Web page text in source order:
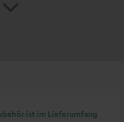
ist im Lieferumfang